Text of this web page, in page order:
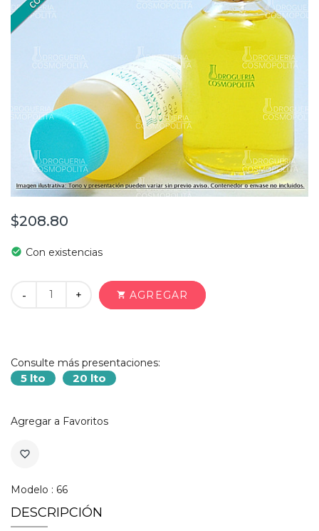
$208.80
check_circle Con existencias
+
- shopping_cart AGREGAR
Consulte más presentaciones:
5 lto 20 lto
Agregar a Favoritos
favorite_border
Modelo : 66
DESCRIPCIÓN